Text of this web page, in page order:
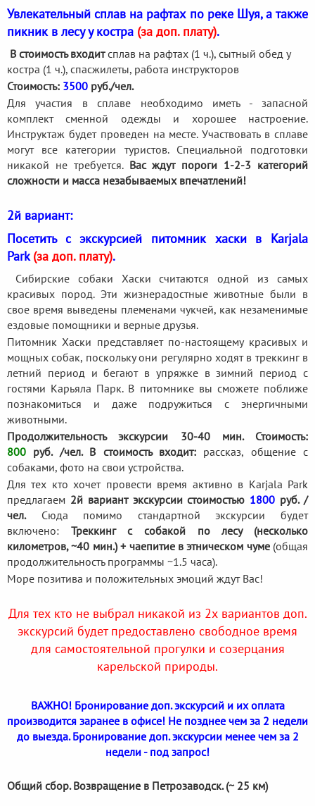
Увлекательный сплав на рафтах по реке Шуя, а также
пикник в лесу у костра (за доп. плату).
В стоимость входитсплав на рафтах (1 ч.), сытный обед у
костра (1 ч.), спасжилеты, работа инструкторов
Стоимость: 3500 руб./чел.
Для участия в сплаве необходимо иметь - запасной
комплект сменной одежды и хорошее настроение.
Инструктаж будет проведен на месте. Участвовать в сплаве
могут все категории туристов. Специальной подготовки
никакой не требуется. Вас ждут пороги 1-2-3 категорий
сложности и масса незабываемых впечатлений!
2й вариант:
Посетить с экскурсией питомник хаски в Karjala
Park (за доп. плату).
Сибирские собаки Хаски считаются одной из самых
красивых пород. Эти жизнерадостные животные были в
свое время выведены племенами чукчей, как незаменимые
ездовые помощники и верные друзья.
Питомник Хаски представляет по-настоящему красивых и
мощных собак, поскольку они регулярно ходят в треккинг в
летний период и бегают в упряжке в зимний период с
гостями Карьяла Парк. В питомнике вы сможете поближе
познакомиться и даже подружиться с энергичными
животными.
Продолжительность экскурсии 30-40 мин. Стоимость:
800 руб. /чел. В стоимость входит:рассказ, общение с
собаками, фото на свои устройства.
Для тех кто хочет провести время активно в Karjala Park
предлагаем 2й вариант экскурсии стоимостью 1800 руб. /
чел.Сюда помимо стандартной экскурсии будет
включено: Треккинг с собакой по лесу (несколько
километров, ~40 мин.) + чаепитие в этническом чуме(общая
продолжительность программы ~1.5 часа).
Море позитива и положительных эмоций ждут Вас!
Для тех кто не выбрал никакой из 2х вариантов доп.
экскурсий будет предоставлено свободное время
для самостоятельной прогулки и созерцания
карельской природы.
ВАЖНО! Бронирование доп. экскурсий и их оплата
производится заранее в офисе! Не позднее чем за 2 недели
до выезда. Бронирование доп. экскурсии менее чем за 2
недели - под запрос!
Общий сбор. Возвращение в Петрозаводск. (~ 25 км)